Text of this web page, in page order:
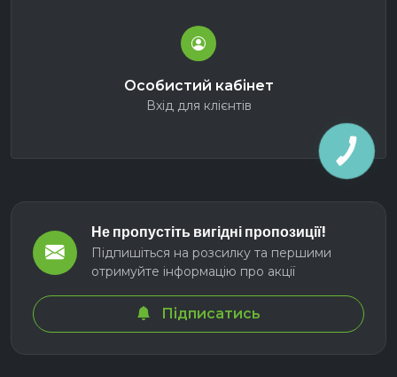
Особистий кабінет
Вхід для клієнтів
Не пропустіть вигідні пропозиції!
Підпишіться на розсилку та першими
отримуйте інформацію про акції
Підписатись
КНОПКА
ЗВ'ЯЗКУ